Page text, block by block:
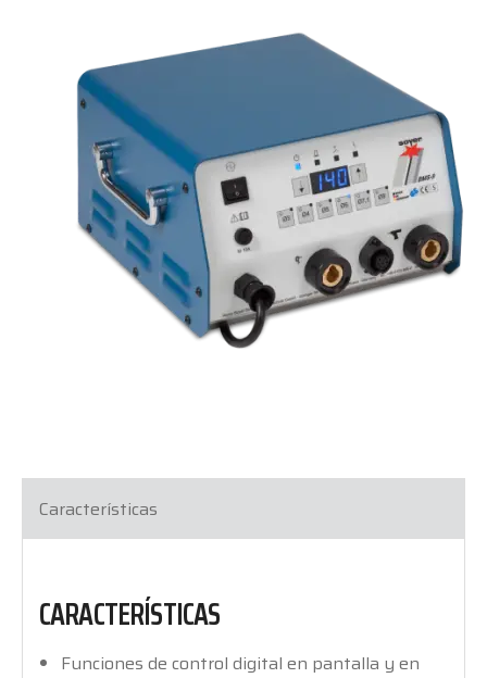
Características
CARACTERÍSTICAS
Funciones de control digital en pantalla y en